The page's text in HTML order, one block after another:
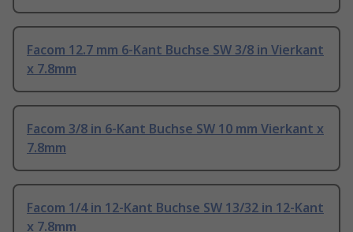
Facom 12.7 mm 6-Kant Buchse SW 3/8 in Vierkant
x 7.8mm
Facom 3/8 in 6-Kant Buchse SW 10 mm Vierkant x
7.8mm
Facom 1/4 in 12-Kant Buchse SW 13/32 in 12-Kant
x 7.8mm